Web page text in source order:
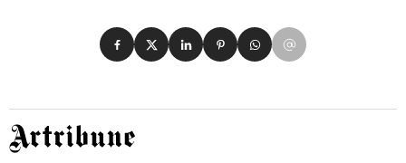
Condividi su Facebook
Condividi su X
Condividi su LinkedIn
Condividi su Pinterest
Condividi su WhatsApp
Condividi su Email
Artribune